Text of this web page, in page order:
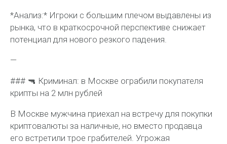
*Анализ:* Игроки с большим плечом выдавлены из
рынка, что в краткосрочной перспективе снижает
потенциал для нового резкого падения.
—
### 🔫 Криминал: в Москве ограбили покупателя
крипты на 2 млн рублей
В Москве мужчина приехал на встречу для покупки
криптовалюты за наличные, но вместо продавца
его встретили трое грабителей. Угрожая